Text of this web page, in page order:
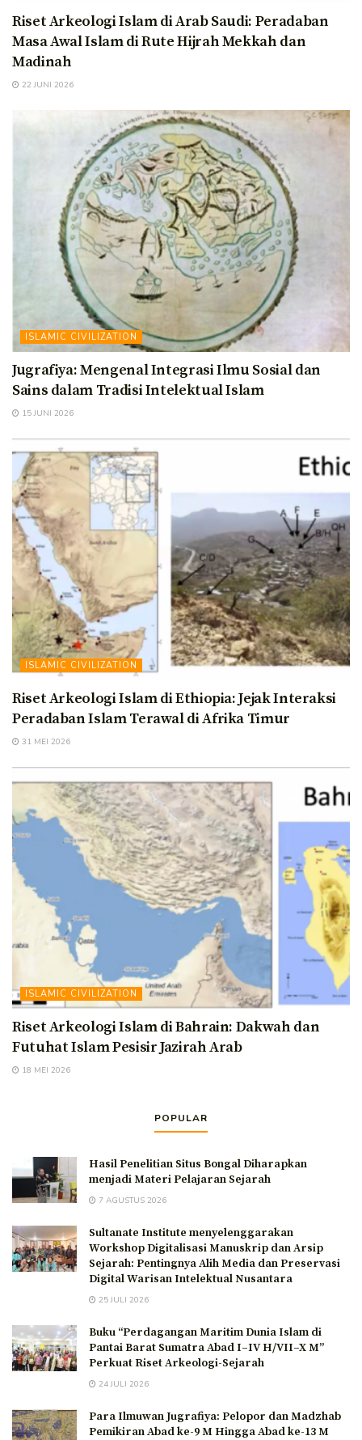
Riset Arkeologi Islam di Arab Saudi: Peradaban
Masa Awal Islam di Rute Hijrah Mekkah dan
Madinah
22 JUNI 2026
ISLAMIC CIVILIZATION
Jugrafiya: Mengenal Integrasi Ilmu Sosial dan
Sains dalam Tradisi Intelektual Islam
15 JUNI 2026
ISLAMIC CIVILIZATION
Riset Arkeologi Islam di Ethiopia: Jejak Interaksi
Peradaban Islam Terawal di Afrika Timur
31 MEI 2026
ISLAMIC CIVILIZATION
Riset Arkeologi Islam di Bahrain: Dakwah dan
Futuhat Islam Pesisir Jazirah Arab
18 MEI 2026
POPULAR
Hasil Penelitian Situs Bongal Diharapkan
menjadi Materi Pelajaran Sejarah
7 AGUSTUS 2026
Sultanate Institute menyelenggarakan
Workshop Digitalisasi Manuskrip dan Arsip
Sejarah: Pentingnya Alih Media dan Preservasi
Digital Warisan Intelektual Nusantara
25 JULI 2026
Buku “Perdagangan Maritim Dunia Islam di
Pantai Barat Sumatra Abad I–IV H/VII–X M”
Perkuat Riset Arkeologi-Sejarah
24 JULI 2026
Para Ilmuwan Jugrafiya: Pelopor dan Madzhab
Pemikiran Abad ke-9 M Hingga Abad ke-13 M